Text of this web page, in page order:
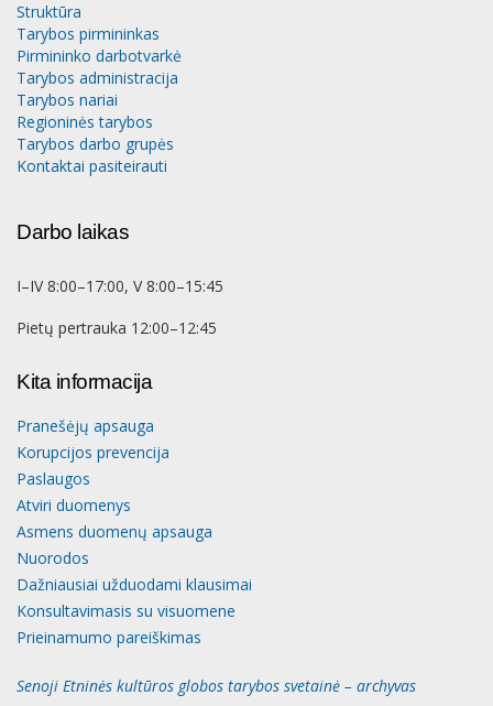
Struktūra
Tarybos pirmininkas
Pirmininko darbotvarkė
Tarybos administracija
Tarybos nariai
Regioninės tarybos
Tarybos darbo grupės
Kontaktai pasiteirauti
Darbo laikas
I–IV 8:00–17:00, V 8:00–15:45
Pietų pertrauka 12:00–12:45
Kita informacija
Pranešėjų apsauga
Korupcijos prevencija
Paslaugos
Atviri duomenys
Asmens duomenų apsauga
Nuorodos
Dažniausiai užduodami klausimai
Konsultavimasis su visuomene
Prieinamumo pareiškimas
Senoji Etninės kultūros globos tarybos svetainė – archyvas